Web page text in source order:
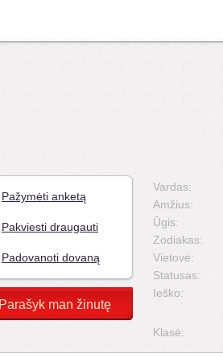
Pažymėti anketą
Pakviesti draugauti
Padovanoti dovaną
Parašyk man žinutę
Vardas:
Amžius:
Ūgis:
Zodiakas:
Vietovė:
Statusas:
Ieško:
Klasė: